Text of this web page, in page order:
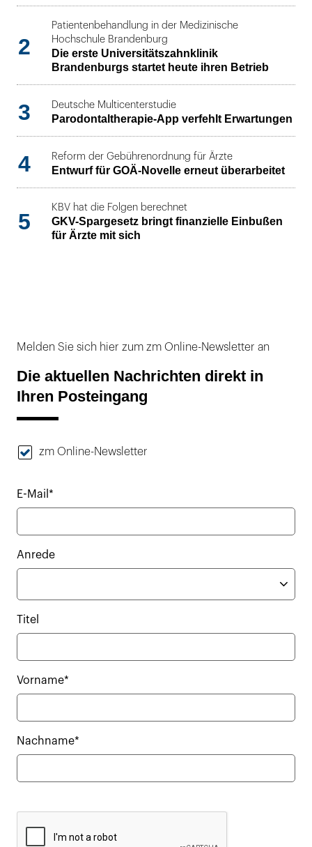
2
Patientenbehandlung in der Medizinische
Hochschule Brandenburg
Die erste Universitätszahnklinik
Brandenburgs startet heute ihren Betrieb
3 Deutsche Multicenterstudie
Parodontaltherapie-App verfehlt Erwartungen
4 Reform der Gebührenordnung für Ärzte
Entwurf für GOÄ-Novelle erneut überarbeitet
5
KBV hat die Folgen berechnet
GKV-Spargesetz bringt finanzielle Einbußen
für Ärzte mit sich
Melden Sie sich hier zum zm Online-Newsletter an
Die aktuellen Nachrichten direkt in
Ihren Posteingang
zm Online-Newsletter
E-Mail*
Anrede
Titel
Vorname*
Nachname*